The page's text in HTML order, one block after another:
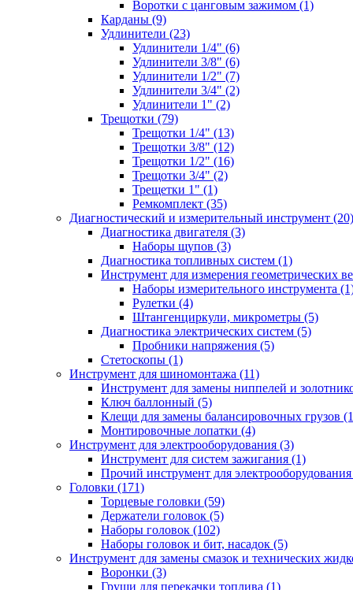
Воротки с цанговым зажимом (1)
Карданы (9)
Удлинители (23)
Удлинители 1/4" (6)
Удлинители 3/8" (6)
Удлинители 1/2" (7)
Удлинители 3/4" (2)
Удлинители 1" (2)
Трещотки (79)
Трещотки 1/4" (13)
Трещотки 3/8" (12)
Трещотки 1/2" (16)
Трещотки 3/4" (2)
Трещетки 1" (1)
Ремкомплект (35)
Диагностический и измерительный инструмент (20)
Диагностика двигателя (3)
Наборы щупов (3)
Диагностика топливных систем (1)
Инструмент для измерения геометрических
Наборы измерительного инструмента
Рулетки (4)
Штангенциркули, микрометры (5)
Диагностика электрических систем (5)
Пробники напряжения (5)
Стетоскопы (1)
Инструмент для шиномонтажа (11)
Инструмент для замены ниппелей и
Ключ баллонный (5)
Клещи для замены балансировочных грузов
Монтировочные лопатки (4)
Инструмент для электрооборудования (3)
Инструмент для систем зажигания (1)
Прочий инструмент для
Головки (171)
Торцевые головки (59)
Держатели головок (5)
Наборы головок (102)
Наборы головок и бит, насадок (5)
Инструмент для замены смазок и технических
Воронки (3)
Груши для перекачки топлива (1)